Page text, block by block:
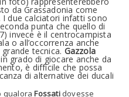
da Grassadonia come
due calciatori infatti sono
punta che quello di
invece è il centrocampista
o all’occorrenza anche
tecnica. Gazzola
grado di giocare anche da
è difficile che possa
di alternative dei ducali
qualoraFossatidovesse